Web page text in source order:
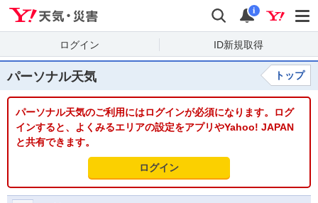
検索 通知
i
ログイン ID新規取得
パーソナル天気 トップ
パーソナル天気のご利用にはログインが必須になります。ログ
インすると、よくみるエリアの設定をアプリやYahoo! JAPAN
と共有できます。
ログイン